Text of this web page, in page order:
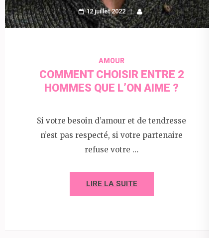
12 juillet 2022
AMOUR
COMMENT CHOISIR ENTRE 2
HOMMES QUE L’ON AIME ?
Si votre besoin d’amour et de tendresse
n’est pas respecté, si votre partenaire
refuse votre …
LIRE LA SUITE